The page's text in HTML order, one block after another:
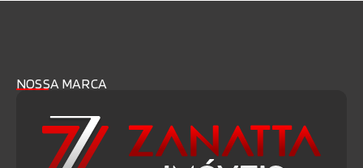
NOSSA MARCA